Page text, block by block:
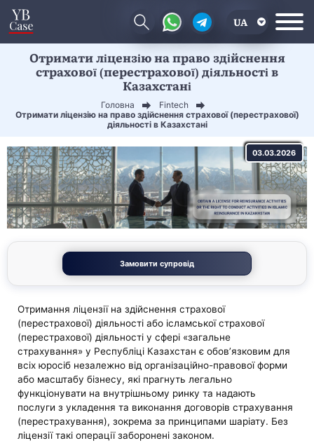
UA
EN
Отримати ліцензію на право здійснення
страхової (перестрахової) діяльності в
Казахстані
Головна
Fintech
Отримати ліцензію на право здійснення страхової (перестрахової)
діяльності в Казахстані
03.03.2026
Замовити супровід
Отримання ліцензії на здійснення страхової
(перестрахової) діяльності або ісламської страхової
(перестрахової) діяльності у сфері «загальне
страхування» у Республіці Казахстан є обов’язковим для
всіх юросіб незалежно від організаційно-правової форми
або масштабу бізнесу, які прагнуть легально
функціонувати на внутрішньому ринку та надають
послуги з укладення та виконання договорів страхування
(перестрахування), зокрема за принципами шаріату. Без
ліцензії такі операції заборонені законом.